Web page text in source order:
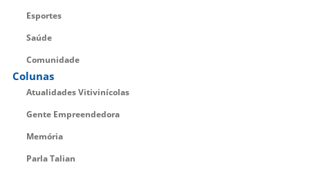
Esportes
Saúde
Comunidade
Colunas
Atualidades Vitivinícolas
Gente Empreendedora
Memória
Parla Talian